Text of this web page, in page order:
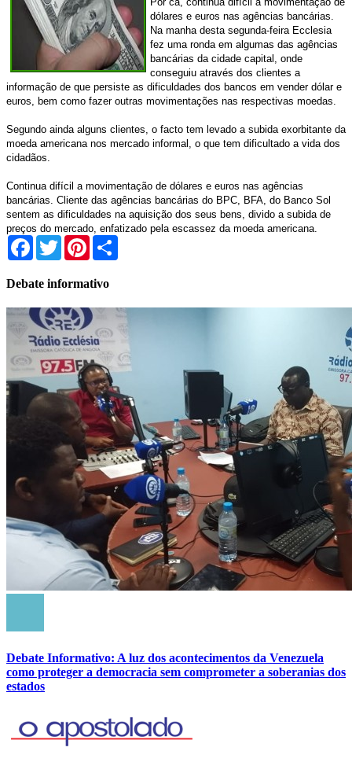
dólares e euros nas agências bancárias.
Na manha desta segunda-feira Ecclesia
fez uma ronda em algumas das agências
bancárias da cidade capital, onde
conseguiu através dos clientes a
informação de que persiste as dificuldades dos bancos em vender dólar e
euros, bem como fazer outras movimentações nas respectivas moedas.
Segundo ainda alguns clientes, o facto tem levado a subida exorbitante da
moeda americana nos mercado informal, o que tem dificultado a vida dos
cidadãos.
Continua difícil a movimentação de dólares e euros nas agências
bancárias. Cliente das agências bancárias do BPC, BFA, do Banco Sol
sentem as dificuldades na aquisição dos seus bens, divido a subida de
preços do mercado, enfatizado pela escassez da moeda americana.
Facebook
TwitterPinterest
Debate informativo
Debate Informativo: A luz dos acontecimentos da Venezuela
como proteger a democracia sem comprometer a soberanias dos
estados